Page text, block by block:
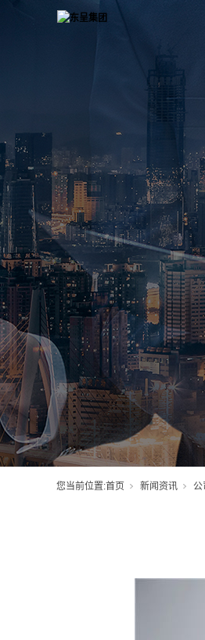
您当前位置:首页 新闻资讯 公